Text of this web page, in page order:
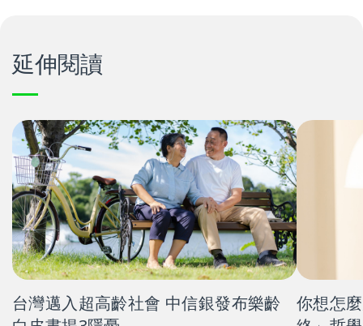
延伸閱讀
台灣邁入超高齡社會 中信銀發布樂齡
你想怎